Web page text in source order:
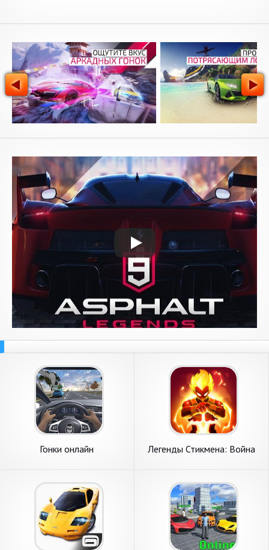
Гонки онлайн
Легенды Стикмена: Война